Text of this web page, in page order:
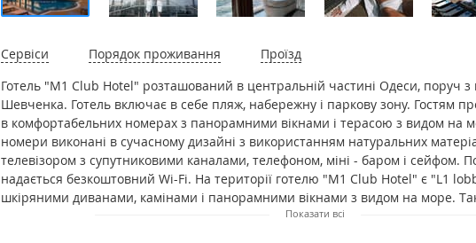
Сервіси Порядок проживання
Проїзд
Готель "M1 Club Hotel" розташований в центральній частині Одеси, поруч з
Шевченка. Готель включає в себе пляж, набережну і паркову зону. Гостям
в комфортабельних номерах з панорамними вікнами і терасою з видом на
номери виконані в сучасному дизайні з використанням натуральних
телевізором з супутниковими каналами, телефоном, міні - баром і сейфом. По
надається безкоштовний Wi-Fi. На території готелю "M1 Club Hotel" є "L1
шкіряними диванами, камінами і панорамними вікнами з видом на море.
відкритий перший в Одесі "Рrosecco & crudo бар", який знаходиться на рівні
Показати всі